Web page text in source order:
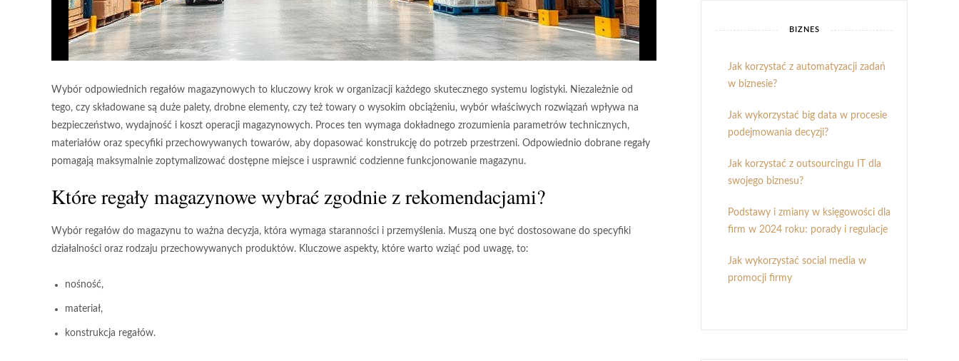
Wybór odpowiednich regałów magazynowych to kluczowy krok w organizacji każdego skutecznego systemu logistyki. Niezależnie od
tego, czy składowane są duże palety, drobne elementy, czy też towary o wysokim obciążeniu, wybór właściwych rozwiązań wpływa na
bezpieczeństwo, wydajność i koszt operacji magazynowych. Proces ten wymaga dokładnego zrozumienia parametrów technicznych,
materiałów oraz specyfiki przechowywanych towarów, aby dopasować konstrukcję do potrzeb przestrzeni. Odpowiednio dobrane regały
pomagają maksymalnie zoptymalizować dostępne miejsce i usprawnić codzienne funkcjonowanie magazynu.
Które regały magazynowe wybrać zgodnie z rekomendacjami?
Wybór regałów do magazynu to ważna decyzja, która wymaga staranności i przemyślenia. Muszą one być dostosowane do specyfiki
działalności oraz rodzaju przechowywanych produktów. Kluczowe aspekty, które warto wziąć pod uwagę, to:
nośność,
materiał,
konstrukcja regałów.
BIZNES
Jak korzystać z automatyzacji zadań
w biznesie?
Jak wykorzystać big data w procesie
podejmowania decyzji?
Jak korzystać z outsourcingu IT dla
swojego biznesu?
Podstawy i zmiany w księgowości dla
firm w 2024 roku: porady i regulacje
Jak wykorzystać social media w
promocji firmy